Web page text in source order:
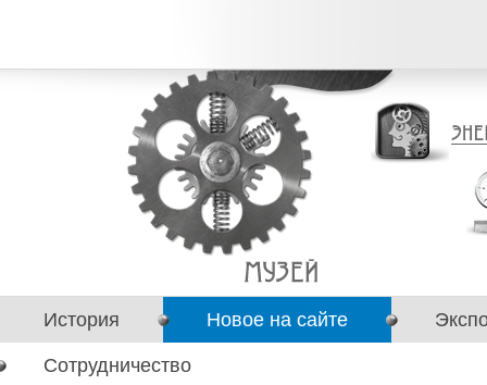
История Новое на сайте
Сотрудничество